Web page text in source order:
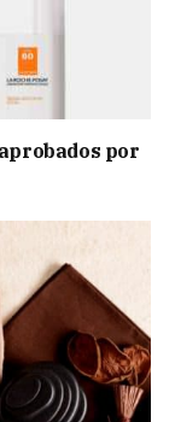
por